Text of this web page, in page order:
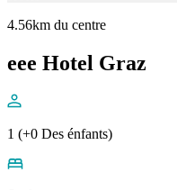
4.56km du centre
eee Hotel Graz
1 (+0 Des énfants)